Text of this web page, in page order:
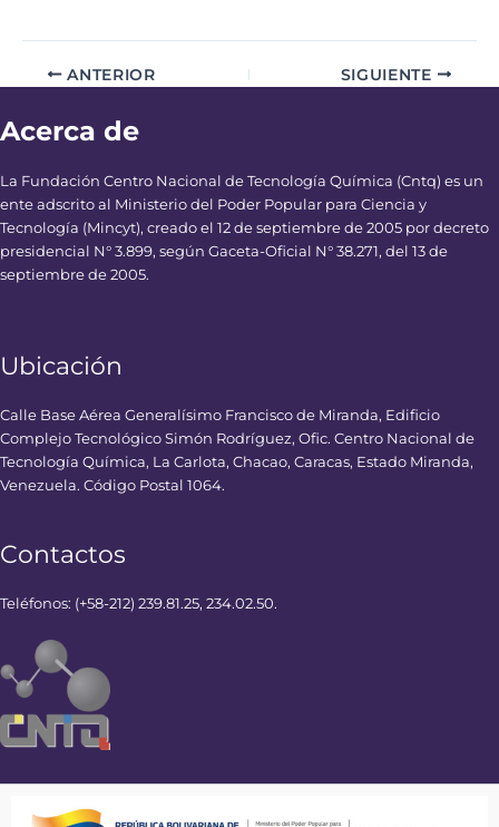
ANTERIOR SIGUIENTE
Acerca de
La Fundación Centro Nacional de Tecnología Química (Cntq) es un
ente adscrito al Ministerio del Poder Popular para Ciencia y
Tecnología (Mincyt), creado el 12 de septiembre de 2005 por decreto
presidencial N° 3.899, según Gaceta-Oficial N° 38.271, del 13 de
septiembre de 2005.
Ubicación
Calle Base Aérea Generalísimo Francisco de Miranda, Edificio
Complejo Tecnológico Simón Rodríguez, Ofic. Centro Nacional de
Tecnología Química, La Carlota, Chacao, Caracas, Estado Miranda,
Venezuela. Código Postal 1064.
Contactos
Teléfonos: (+58-212) 239.81.25, 234.02.50.